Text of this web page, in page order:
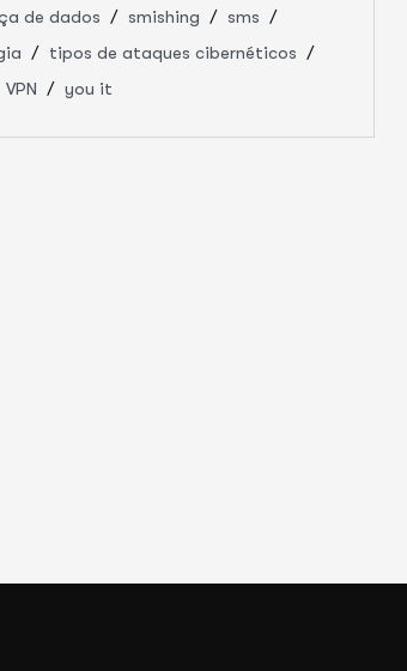
de dados
smishing
sms
tipos de ataques cibernéticos
VPN you it